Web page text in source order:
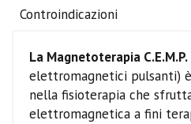
Controindicazioni
La Magnetoterapia C.E.M.P.
elettromagnetici pulsanti)
nella fisioterapia che
elettromagnetica a fini